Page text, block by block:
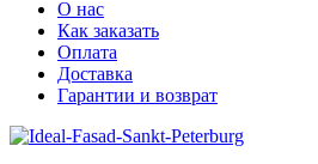
О нас
Как заказать
Оплата
Доставка
Гарантии и возврат